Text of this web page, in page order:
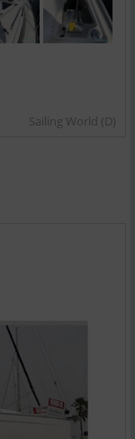
Sailing World (D)